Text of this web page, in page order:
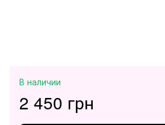
В наличии
2 450 грн